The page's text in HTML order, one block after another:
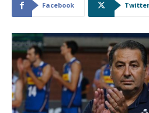
Facebook Twitter